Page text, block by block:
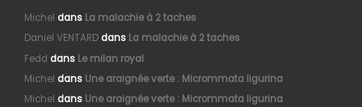
Michel dans La malachie à 2 taches
Daniel VENTARDdans La malachie à 2 taches
Fedd dans Le milan royal
Michel dans Une araignée verte : Micrommata ligurina
Michel dans Une araignée verte : Micrommata ligurina